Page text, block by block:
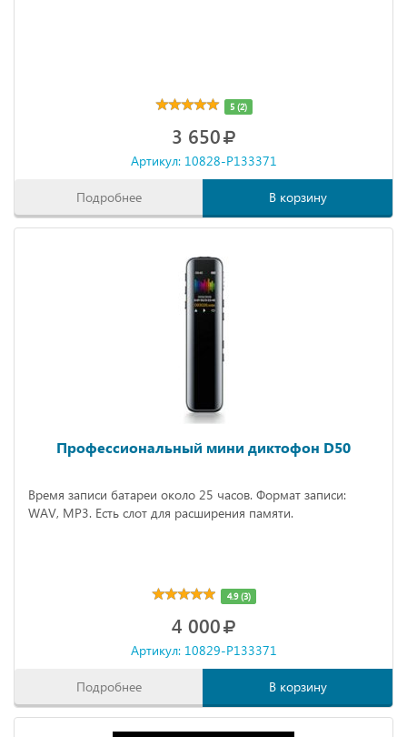
5 (2)
3 650
Артикул: 10828-P133371
Подробнее В корзину
Профессиональный мини диктофон D50
Время записи батареи около 25 часов. Формат записи:
WAV, MP3. Есть слот для расширения памяти.
4.9 (3)
4 000
Артикул: 10829-P133371
Подробнее В корзину